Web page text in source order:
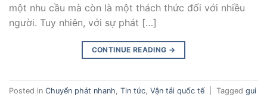
một nhu cầu mà còn là một thách thức đối với nhiều
người. Tuy nhiên, với sự phát […]
CONTINUE READING →
Posted in Chuyển phát nhanh Tin tức Vận tải quốc tế Tagged gui